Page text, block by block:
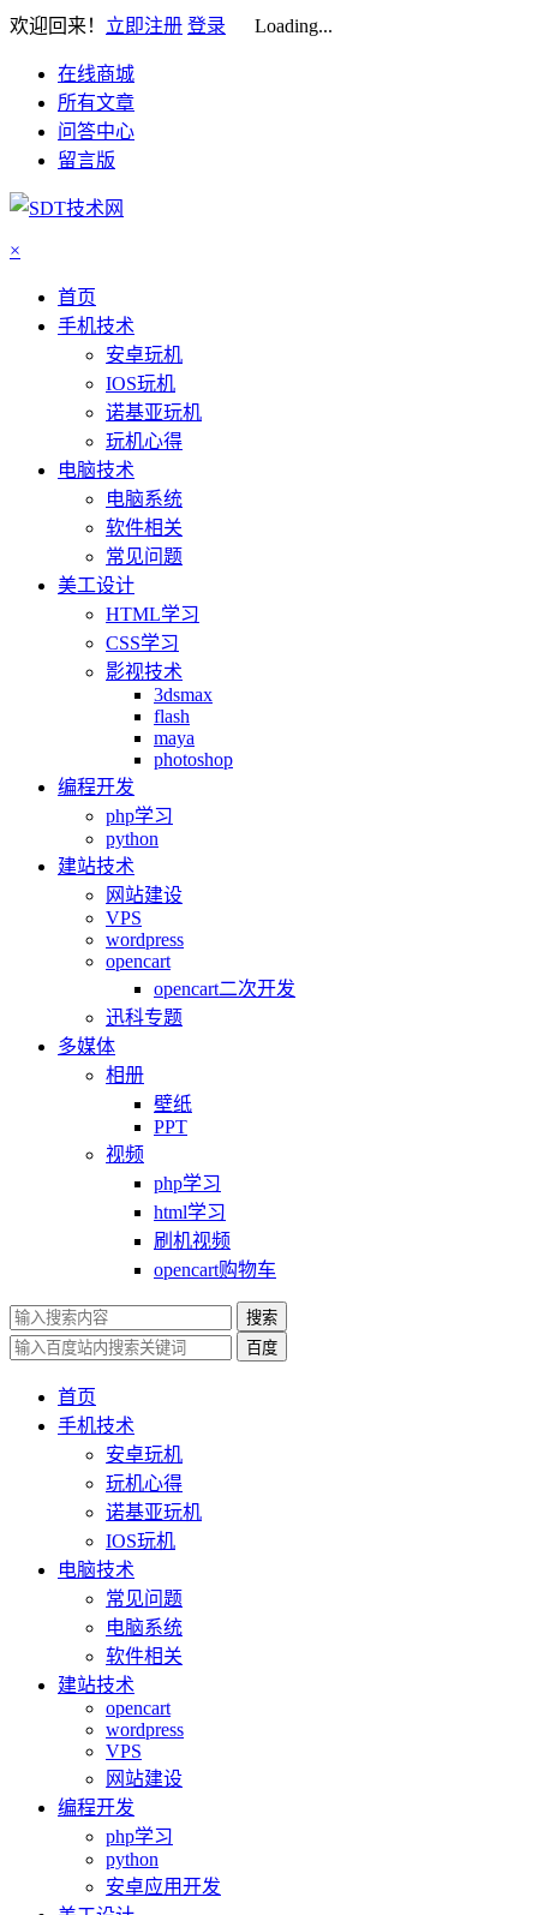
欢迎回来！ 立即注册 登录 Loading...
在线商城
所有文章
问答中心
留言版
×
首页
手机技术
安卓玩机
IOS玩机
诺基亚玩机
玩机心得
电脑技术
电脑系统
软件相关
常见问题
美工设计
HTML学习
CSS学习
影视技术
3dsmax
flash
maya
photoshop
编程开发
php学习
python
建站技术
网站建设
VPS
wordpress
opencart
opencart二次开发
迅科专题
多媒体
相册
壁纸
PPT
视频
php学习
html学习
刷机视频
opencart购物车
搜索
百度
首页
手机技术
安卓玩机
玩机心得
诺基亚玩机
IOS玩机
电脑技术
常见问题
电脑系统
软件相关
建站技术
opencart
wordpress
VPS
网站建设
编程开发
php学习
python
安卓应用开发